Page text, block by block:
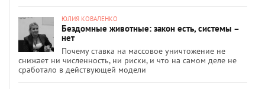
ЮЛИЯ КОВАЛЕНКО
Бездомные животные: закон есть, системы –
нет
Почему ставка на массовое уничтожение не
снижает ни численность, ни риски, и что на самом деле не
сработало в действующей модели